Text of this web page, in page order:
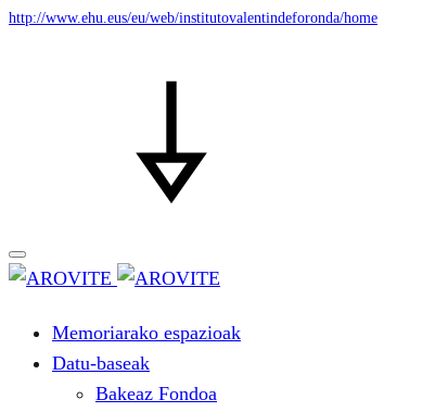
http://www.ehu.eus/eu/web/institutovalentindeforonda/home
Memoriarako espazioak
Datu-baseak
Bakeaz Fondoa